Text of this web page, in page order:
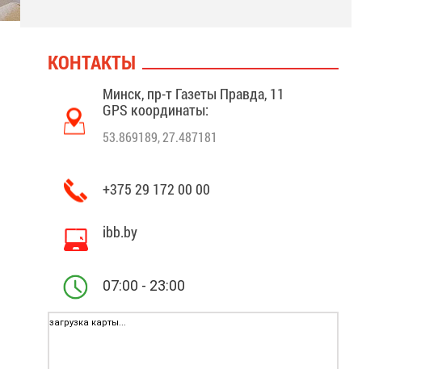
КОНТАКТЫ
Минск, пр-т Газеты Правда, 11
GPS координаты:
53.869189, 27.487181
+375 29 172 00 00
ibb.by
07:00 - 23:00
загрузка карты...